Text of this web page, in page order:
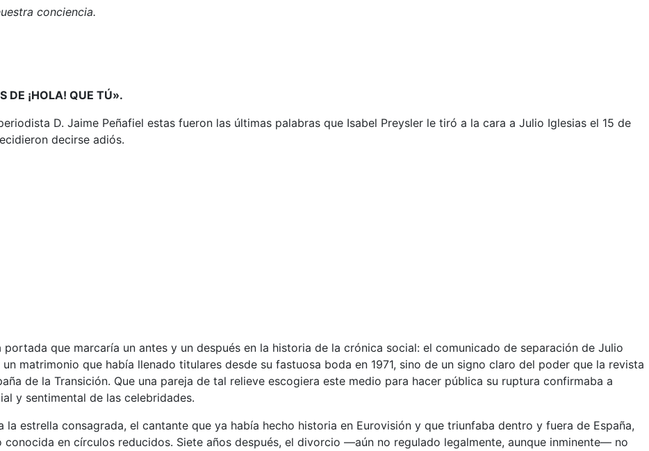
conciencia.
DE ¡HOLA! QUE TÚ».
D. Jaime Peñafiel estas fueron las últimas palabras que Isabel Preysler le tiró a la cara a Julio Iglesias el 15 de
decirse adiós.
portada que marcaría un antes y un después en la historia de la crónica social: el comunicado de separación de Julio
matrimonio que había llenado titulares desde su fastuosa boda en 1971, sino de un signo claro del poder que la revista
de la Transición. Que una pareja de tal relieve escogiera este medio para hacer pública su ruptura confirmaba a
y sentimental de las celebridades.
estrella consagrada, el cantante que ya había hecho historia en Eurovisión y que triunfaba dentro y fuera de España,
en círculos reducidos. Siete años después, el divorcio —aún no regulado legalmente, aunque inminente— no